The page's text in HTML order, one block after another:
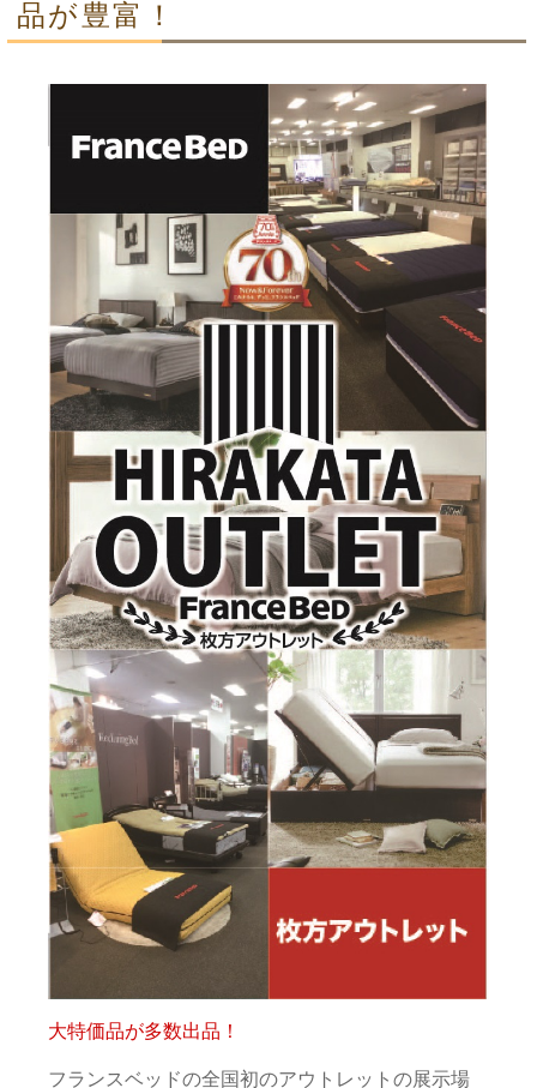
品が豊富！
大特価品が多数出品！
フランスベッドの全国初のアウトレットの展示場